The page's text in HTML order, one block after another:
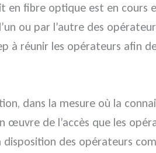
en fibre optique est en
ou par l’autre des
à réunir les opérateurs
dans la mesure où la
œuvre de l’accès que les
disposition des opérateurs